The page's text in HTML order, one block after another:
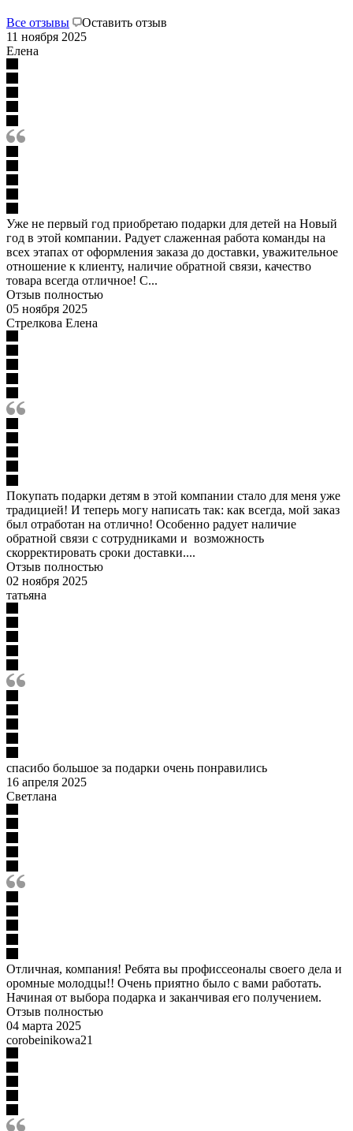
Все отзывы
Оставить отзыв
11 ноября 2025
Елена
Уже не первый год приобретаю подарки для детей на Новый
год в этой компании. Радует слаженная работа команды на
всех этапах от оформления заказа до доставки, уважительное
отношение к клиенту, наличие обратной связи, качество
товара всегда отличное! С...
Отзыв полностью
05 ноября 2025
Стрелкова Елена
Покупать подарки детям в этой компании стало для меня уже
традицией! И теперь могу написать так: как всегда, мой заказ
был отработан на отлично! Особенно радует наличие
обратной связи с сотрудниками и возможность
скорректировать сроки доставки....
Отзыв полностью
02 ноября 2025
татьяна
спасибо большое за подарки очень понравились
16 апреля 2025
Светлана
Отличная, компания! Ребята вы профиссеоналы своего дела и
оромные молодцы!! Очень приятно было с вами работать.
Начиная от выбора подарка и заканчивая его получением.
Отзыв полностью
04 марта 2025
corobeinikowa21